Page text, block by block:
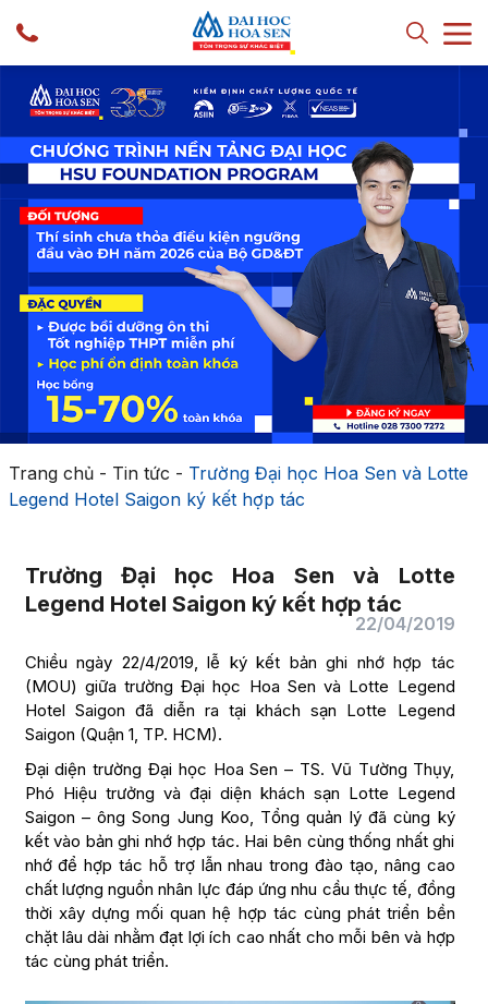
Trang chủ- Tin tức - Trường Đại học Hoa Sen và Lotte
Legend Hotel Saigon ký kết hợp tác
Trường Đại học Hoa Sen và Lotte
Legend Hotel Saigon ký kết hợp tác
22/04/2019
Chiều ngày 22/4/2019, lễ ký kết bản ghi nhớ hợp tác
(MOU) giữa trường Đại học Hoa Sen và Lotte Legend
Hotel Saigon đã diễn ra tại khách sạn Lotte Legend
Saigon (Quận 1, TP. HCM).
Đại diện trường Đại học Hoa Sen – TS. Vũ Tường Thụy,
Phó Hiệu trưởng và đại diện khách sạn Lotte Legend
Saigon – ông Song Jung Koo, Tổng quản lý đã cùng ký
kết vào bản ghi nhớ hợp tác. Hai bên cùng thống nhất ghi
nhớ để hợp tác hỗ trợ lẫn nhau trong đào tạo, nâng cao
chất lượng nguồn nhân lực đáp ứng nhu cầu thực tế, đồng
thời xây dựng mối quan hệ hợp tác cùng phát triển bền
chặt lâu dài nhằm đạt lợi ích cao nhất cho mỗi bên và hợp
tác cùng phát triển.